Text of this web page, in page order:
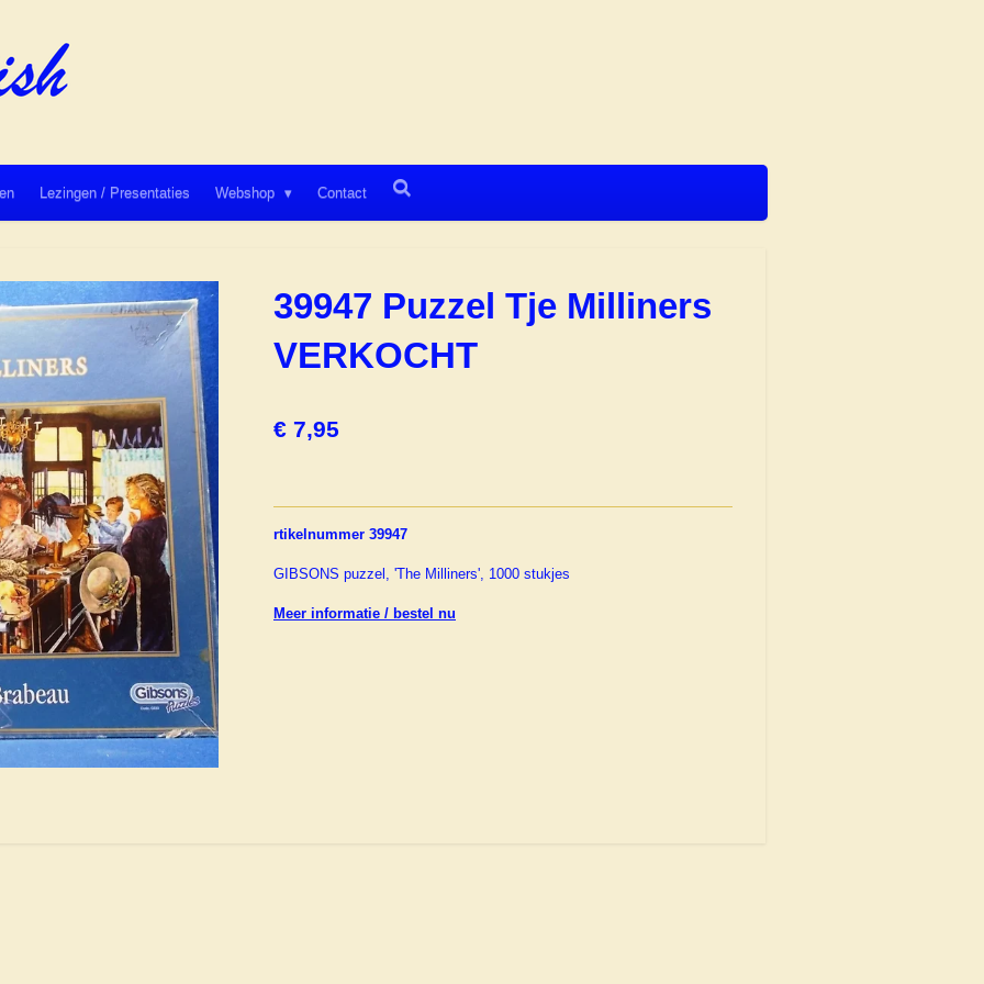
Lezingen / Presentaties Webshop Contact
39947 Puzzel Tje Milliners
VERKOCHT
€ 7,95
rtikelnummer 39947
GIBSONS puzzel, 'The Milliners', 1000 stukjes
Meer informatie / bestel nu